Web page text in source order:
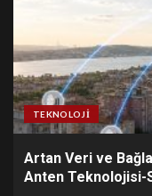
TEKNOLOJI
Artan Veri ve
Anten Teknolojisi-